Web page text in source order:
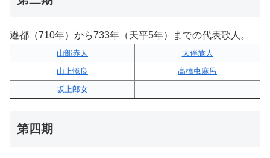
遷都（710年）から733年（天平5年）までの代表歌人。
山部赤人
大伴旅人
山上憶良
高橋虫麻呂
坂上郎女
–
第四期